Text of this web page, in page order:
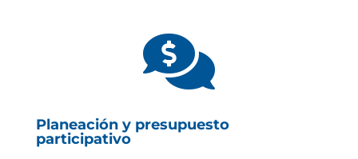

Planeación y presupuesto
participativo